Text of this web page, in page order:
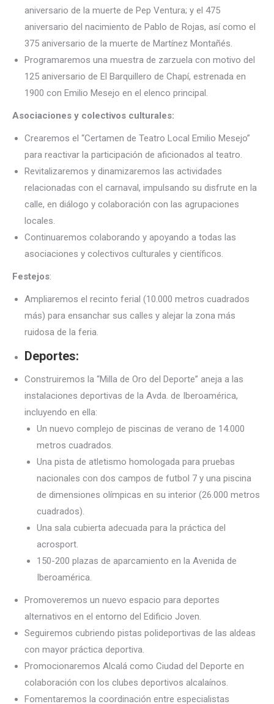
aniversario de la muerte de Pep Ventura; y el 475
aniversario del nacimiento de Pablo de Rojas, así como el
375 aniversario de la muerte de Martínez Montañés.
Programaremos una muestra de zarzuela con motivo del
125 aniversario de El Barquillero de Chapí, estrenada en
1900 con Emilio Mesejo en el elenco principal.
Asociaciones y colectivos culturales:
Crearemos el “Certamen de Teatro Local Emilio Mesejo”
para reactivar la participación de aficionados al teatro.
Revitalizaremos y dinamizaremos las actividades
relacionadas con el carnaval, impulsando su disfrute en la
calle, en diálogo y colaboración con las agrupaciones
locales.
Continuaremos colaborando y apoyando a todas las
asociaciones y colectivos culturales y científicos.
Festejos:
Ampliaremos el recinto ferial (10.000 metros cuadrados
más) para ensanchar sus calles y alejar la zona más
ruidosa de la feria.
Deportes:
Construiremos la “Milla de Oro del Deporte” aneja a las
instalaciones deportivas de la Avda. de Iberoamérica,
incluyendo en ella:
Un nuevo complejo de piscinas de verano de 14.000
metros cuadrados.
Una pista de atletismo homologada para pruebas
nacionales con dos campos de futbol 7 y una piscina
de dimensiones olímpicas en su interior (26.000 metros
cuadrados).
Una sala cubierta adecuada para la práctica del
acrosport.
150-200 plazas de aparcamiento en la Avenida de
Iberoamérica.
Promoveremos un nuevo espacio para deportes
alternativos en el entorno del Edificio Joven.
Seguiremos cubriendo pistas polideportivas de las aldeas
con mayor práctica deportiva.
Promocionaremos Alcalá como Ciudad del Deporte en
colaboración con los clubes deportivos alcalaínos.
Fomentaremos la coordinación entre especialistas